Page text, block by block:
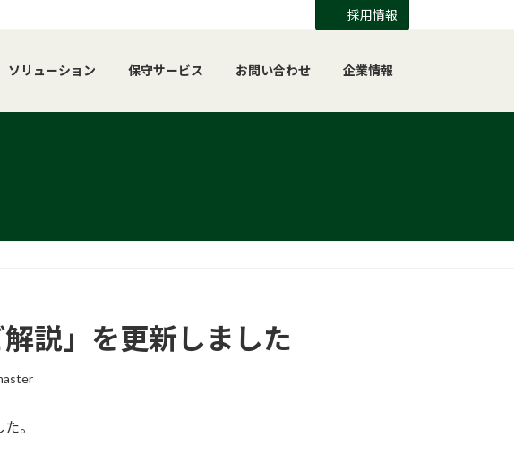
採用情報
ソリューション 保守サービス お問い合わせ 企業情報
解説」を更新しました
。